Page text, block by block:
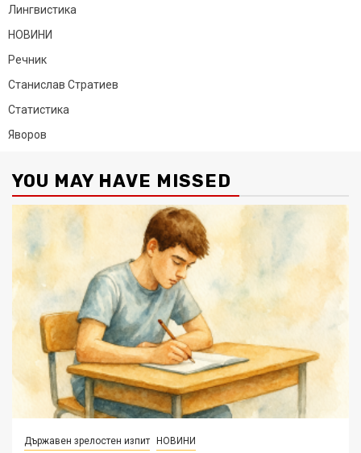
Лингвистика
НОВИНИ
Речник
Станислав Стратиев
Статистика
Яворов
YOU MAY HAVE MISSED
Държавен зрелостен изпит НОВИНИ